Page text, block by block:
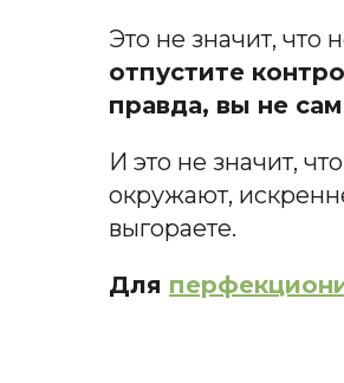
Это не значит, что
отпустите
правда, вы не
И это не значит,
окружают,
выгораете.
Для